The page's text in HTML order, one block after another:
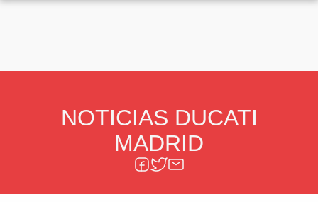
NOTICIAS DUCATI
MADRID